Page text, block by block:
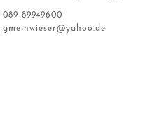
089-89949600
gmeinwieser@yahoo.de